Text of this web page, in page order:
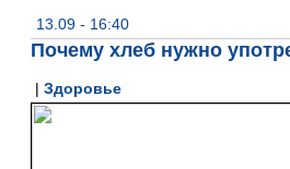
13.09 - 16:40
Почему хлеб нужно
| Здоровье